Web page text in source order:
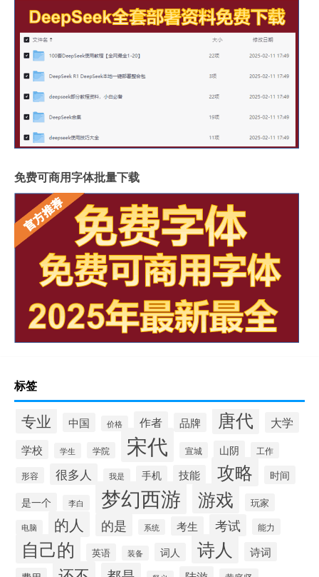
免费可商用字体批量下载
标签
专业 中国 价格 作者 品牌 唐代 大学
学校 学生 学院 宋代 宣城 山阴 工作
形容 很多人 我是 手机 技能 攻略
时间
是一个
李白 梦幻西游 游戏 玩家
电脑 的人 的是 系统 考生 考试 能力
自己的 英语 装备 词人 诗人 诗词